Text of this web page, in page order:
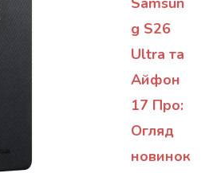
g S26
Ultra та
Айфон
17 Про:
Огляд
новинок